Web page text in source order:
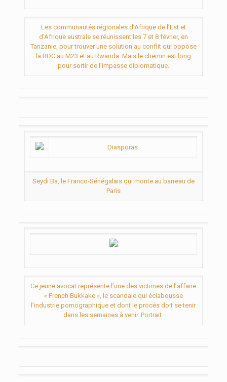
Les communautés régionales d’Afrique de l’Est et
d’Afrique australe se réunissent les 7 et 8 février, en
Tanzanie, pour trouver une solution au conflit qui oppose
la RDC au M23 et au Rwanda. Mais le chemin est long
pour sortir de l’impasse diplomatique.
Diasporas
Seydi Ba, le Franco-Sénégalais qui monte au barreau de
Paris
Ce jeune avocat représente l’une des victimes de l’affaire
« French Bukkake », le scandale qui éclabousse
l’industrie pornographique et dont le procès doit se tenir
dans les semaines à venir. Portrait.